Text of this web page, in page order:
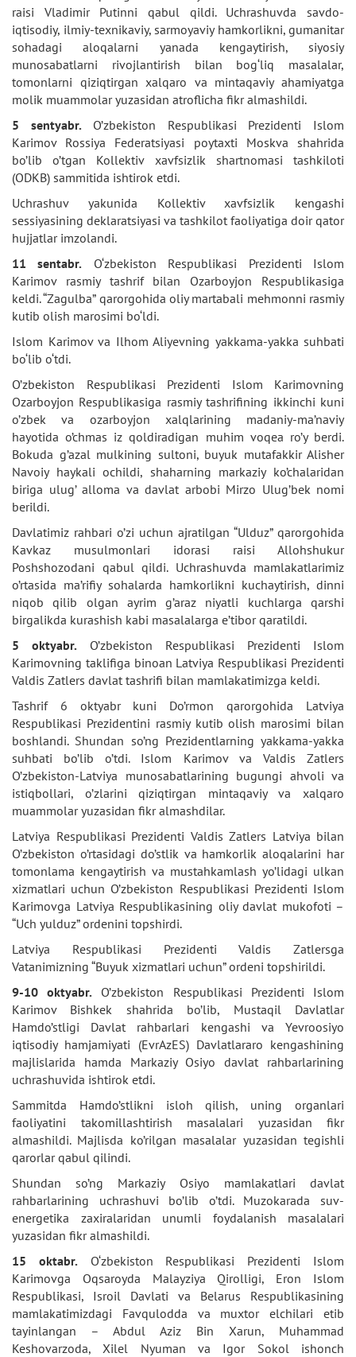
raisi Vladimir Putinni qabul qildi. Uchrashuvda savdo-
iqtisodiy, ilmiy-texnikaviy, sarmoyaviy hamkorlikni, gumanitar
sohadagi aloqalarni yanada kengaytirish, siyosiy
munosabatlarni rivojlantirish bilan bog‘liq masalalar,
tomonlarni qiziqtirgan xalqaro va mintaqaviy ahamiyatga
molik muammolar yuzasidan atroflicha fikr almashildi.
5 sentyabr. O’zbekiston Respublikasi Prezidenti Islom
Karimov Rossiya Federatsiyasi poytaxti Moskva shahrida
bo’lib o’tgan Kollektiv xavfsizlik shartnomasi tashkiloti
(ODKB) sammitida ishtirok etdi.
Uchrashuv yakunida Kollektiv xavfsizlik kengashi
sessiyasining deklaratsiyasi va tashkilot faoliyatiga doir qator
hujjatlar imzolandi.
11 sentabr. O‘zbekiston Respublikasi Prezidenti Islom
Karimov rasmiy tashrif bilan Ozarboyjon Respublikasiga
keldi. “Zagulba” qarorgohida oliy martabali mehmonni rasmiy
kutib olish marosimi bo‘ldi.
Islom Karimov va Ilhom Aliyevning yakkama-yakka suhbati
bo‘lib o‘tdi.
O’zbekiston Respublikasi Prezidenti Islom Karimovning
Ozarboyjon Respublikasiga rasmiy tashrifining ikkinchi kuni
o’zbek va ozarboyjon xalqlarining madaniy-ma’naviy
hayotida o’chmas iz qoldiradigan muhim voqea ro’y berdi.
Bokuda g’azal mulkining sultoni, buyuk mutafakkir Alisher
Navoiy haykali ochildi, shaharning markaziy ko’chalaridan
biriga ulug’ alloma va davlat arbobi Mirzo Ulug’bek nomi
berildi.
Davlatimiz rahbari o’zi uchun ajratilgan “Ulduz” qarorgohida
Kavkaz musulmonlari idorasi raisi Allohshukur
Poshshozodani qabul qildi. Uchrashuvda mamlakatlarimiz
o’rtasida ma’rifiy sohalarda hamkorlikni kuchaytirish, dinni
niqob qilib olgan ayrim g’araz niyatli kuchlarga qarshi
birgalikda kurashish kabi masalalarga e’tibor qaratildi.
5 oktyabr. O’zbekiston Respublikasi Prezidenti Islom
Karimovning taklifiga binoan Latviya Respublikasi Prezidenti
Valdis Zatlers davlat tashrifi bilan mamlakatimizga keldi.
Tashrif 6 oktyabr kuni Do’rmon qarorgohida Latviya
Respublikasi Prezidentini rasmiy kutib olish marosimi bilan
boshlandi. Shundan so’ng Prezidentlarning yakkama-yakka
suhbati bo’lib o’tdi. Islom Karimov va Valdis Zatlers
O’zbekiston-Latviya munosabatlarining bugungi ahvoli va
istiqbollari, o’zlarini qiziqtirgan mintaqaviy va xalqaro
muammolar yuzasidan fikr almashdilar.
Latviya Respublikasi Prezidenti Valdis Zatlers Latviya bilan
O’zbekiston o’rtasidagi do’stlik va hamkorlik aloqalarini har
tomonlama kengaytirish va mustahkamlash yo’lidagi ulkan
xizmatlari uchun O’zbekiston Respublikasi Prezidenti Islom
Karimovga Latviya Respublikasining oliy davlat mukofoti –
“Uch yulduz” ordenini topshirdi.
Latviya Respublikasi Prezidenti Valdis Zatlersga
Vatanimizning “Buyuk xizmatlari uchun” ordeni topshirildi.
9-10 oktyabr. O’zbekiston Respublikasi Prezidenti Islom
Karimov Bishkek shahrida bo’lib, Mustaqil Davlatlar
Hamdo’stligi Davlat rahbarlari kengashi va Yevroosiyo
iqtisodiy hamjamiyati (EvrAzES) Davlatlararo kengashining
majlislarida hamda Markaziy Osiyo davlat rahbarlarining
uchrashuvida ishtirok etdi.
Sammitda Hamdo’stlikni isloh qilish, uning organlari
faoliyatini takomillashtirish masalalari yuzasidan fikr
almashildi. Majlisda ko’rilgan masalalar yuzasidan tegishli
qarorlar qabul qilindi.
Shundan so’ng Markaziy Osiyo mamlakatlari davlat
rahbarlarining uchrashuvi bo’lib o’tdi. Muzokarada suv-
energetika zaxiralaridan unumli foydalanish masalalari
yuzasidan fikr almashildi.
15 oktabr. O‘zbekiston Respublikasi Prezidenti Islom
Karimovga Oqsaroyda Malayziya Qirolligi, Eron Islom
Respublikasi, Isroil Davlati va Belarus Respublikasining
mamlakatimizdagi Favqulodda va muxtor elchilari etib
tayinlangan – Abdul Aziz Bin Xarun, Muhammad
Keshovarzoda, Xilel Nyuman va Igor Sokol ishonch